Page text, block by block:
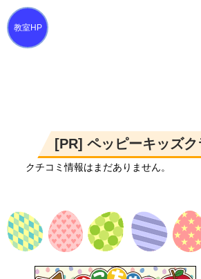
[PR] ペッピーキッズ
クチコミ情報はまだありません。